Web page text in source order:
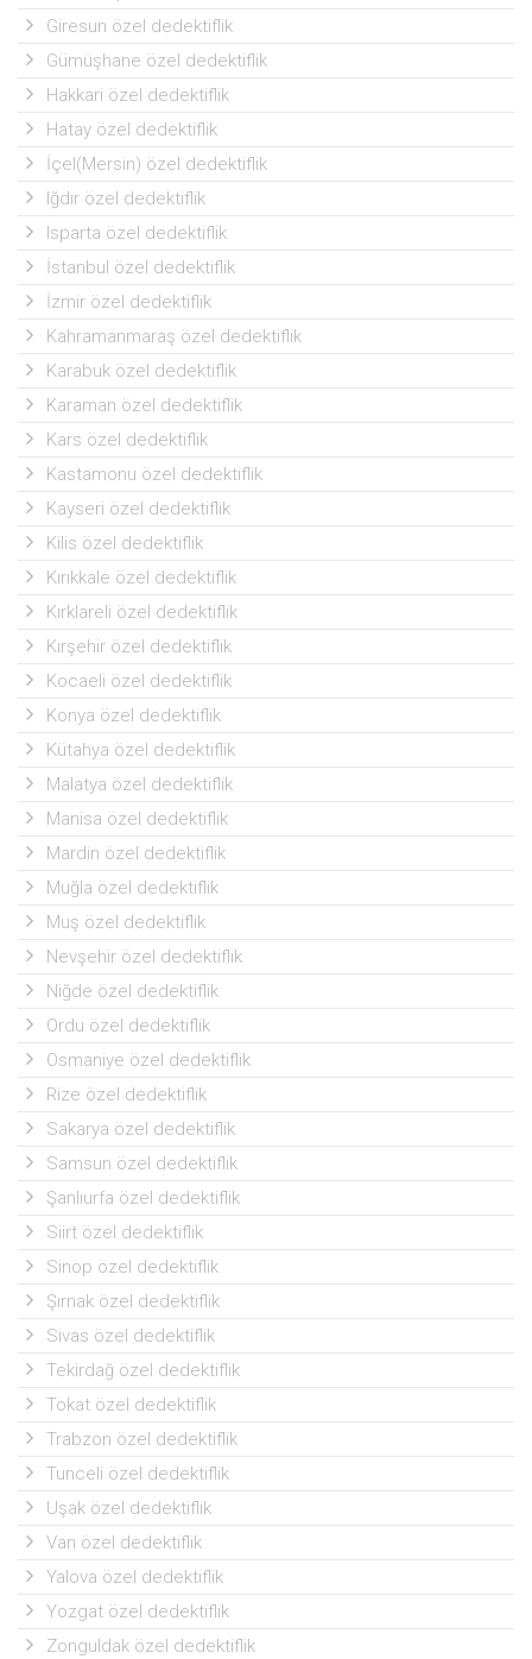
Giresun özel dedektiflik
Gümüşhane özel dedektiflik
Hakkari özel dedektiflik
Hatay özel dedektiflik
İçel(Mersin) özel dedektiflik
Iğdır özel dedektiflik
Isparta özel dedektiflik
İstanbul özel dedektiflik
İzmir özel dedektiflik
Kahramanmaraş özel dedektiflik
Karabuk özel dedektiflik
Karaman özel dedektiflik
Kars özel dedektiflik
Kastamonu özel dedektiflik
Kayseri özel dedektiflik
Kilis özel dedektiflik
Kırıkkale özel dedektiflik
Kırklareli özel dedektiflik
Kırşehir özel dedektiflik
Kocaeli özel dedektiflik
Konya özel dedektiflik
Kütahya özel dedektiflik
Malatya özel dedektiflik
Manisa özel dedektiflik
Mardin özel dedektiflik
Muğla özel dedektiflik
Muş özel dedektiflik
Nevşehir özel dedektiflik
Niğde özel dedektiflik
Ordu özel dedektiflik
Osmaniye özel dedektiflik
Rize özel dedektiflik
Sakarya özel dedektiflik
Samsun özel dedektiflik
Şanlıurfa özel dedektiflik
Siirt özel dedektiflik
Sinop özel dedektiflik
Şırnak özel dedektiflik
Sivas özel dedektiflik
Tekirdağ özel dedektiflik
Tokat özel dedektiflik
Trabzon özel dedektiflik
Tunceli özel dedektiflik
Uşak özel dedektiflik
Van özel dedektiflik
Yalova özel dedektiflik
Yozgat özel dedektiflik
Zonguldak özel dedektiflik